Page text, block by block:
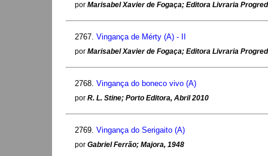
por Marisabel Xavier de Fogaça; Editora Livraria
2767. Vingança de Mérty (A) - II
por Marisabel Xavier de Fogaça; Editora Livraria
2768. Vingança do boneco vivo (A)
por R. L. Stine; Porto Editora, Abril 2010
2769. Vingança do Serigaito (A)
por Gabriel Ferrão; Majora, 1948